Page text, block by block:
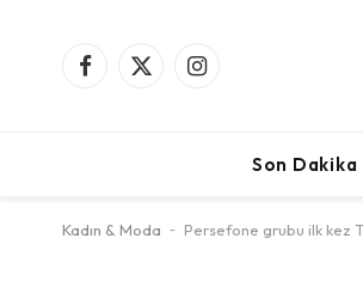
Facebook
X
Instagram
Son Dakika
Kadın & Moda - Persefone grubu ilk kez